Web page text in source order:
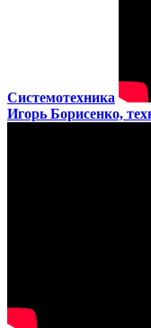
Системотехника
Игорь Борисенко,